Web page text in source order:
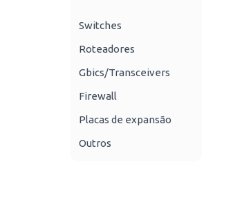
Switches
Roteadores
Gbics/Transceivers
Firewall
Placas de expansão
Outros